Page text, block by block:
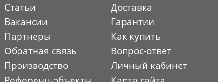
Статьи
Вакансии
Партнеры
Обратная связь
Производство
Доставка
Гарантии
Как купить
Вопрос-ответ
Личный кабинет